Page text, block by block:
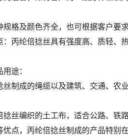
规格及颜色齐全，也可根据客户要
丙纶倍捻丝具有强度高、质轻、
用途：
丝制成的绳缆以及建筑、交通、农
捻丝编织的土工布，适合公路、铁
优点，丙纶倍捻丝制成的产品特别